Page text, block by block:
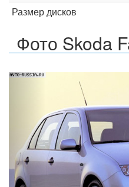
Размер дисков
Фото Skoda
Назад